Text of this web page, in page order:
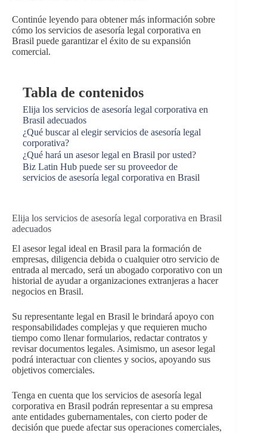
Continúe leyendo para obtener más información sobre
cómo los servicios de asesoría legal corporativa en
Brasil puede garantizar el éxito de su expansión
comercial.
Tabla de contenidos
Elija los servicios de asesoría legal corporativa en
Brasil adecuados
¿Qué buscar al elegir servicios de asesoría legal
corporativa?
¿Qué hará un asesor legal en Brasil por usted?
Biz Latin Hub puede ser su proveedor de
servicios de asesoría legal corporativa en Brasil
Elija los servicios de asesoría legal corporativa en Brasil
adecuados
El asesor legal ideal en Brasil para la formación de
empresas, diligencia debida o cualquier otro servicio de
entrada al mercado, será un abogado corporativo con un
historial de ayudar a organizaciones extranjeras a hacer
negocios en Brasil.
Su representante legal en Brasil le brindará apoyo con
responsabilidades complejas y que requieren mucho
tiempo como llenar formularios, redactar contratos y
revisar documentos legales. Asimismo, un asesor legal
podrá interactuar con clientes y socios, apoyando sus
objetivos comerciales.
Tenga en cuenta que los servicios de asesoría legal
corporativa en Brasil podrán representar a su empresa
ante entidades gubernamentales, con cierto poder de
decisión que puede afectar sus operaciones comerciales,